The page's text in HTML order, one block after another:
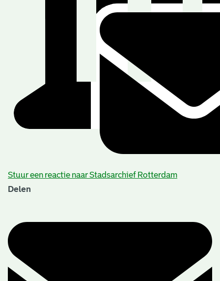
Stuur een reactie naar Stadsarchief Rotterdam
Delen